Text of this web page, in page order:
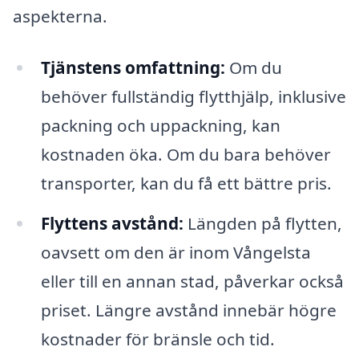
aspekterna.
Tjänstens omfattning: Om du
behöver fullständig flytthjälp, inklusive
packning och uppackning, kan
kostnaden öka. Om du bara behöver
transporter, kan du få ett bättre pris.
Flyttens avstånd: Längden på flytten,
oavsett om den är inom Vångelsta
eller till en annan stad, påverkar också
priset. Längre avstånd innebär högre
kostnader för bränsle och tid.